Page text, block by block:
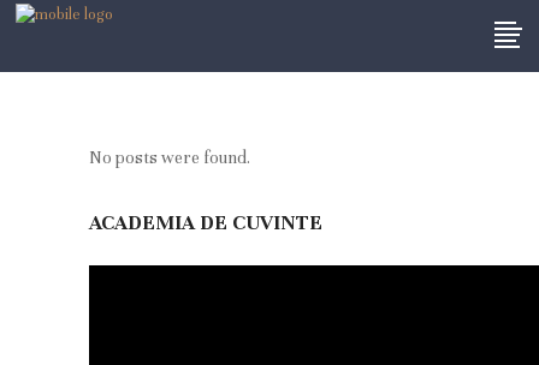
No posts were found.
ACADEMIA DE CUVINTE